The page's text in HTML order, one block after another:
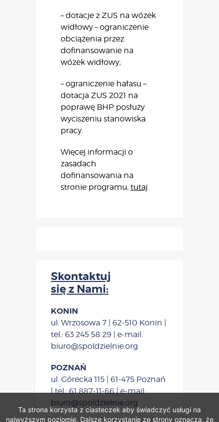
– dotacje z ZUS na wózek
widłowy – ograniczenie
obciążenia przez
dofinansowanie na
wózek widłowy;
– ograniczenie hałasu –
dotacja ZUS 2021 na
poprawę BHP posłuży
wyciszeniu stanowiska
pracy.
Więcej informacji o
zasadach
dofinansowania na
stronie programu, tutaj
Skontaktuj
się z Nami:
KONIN
ul. Wrzosowa 7 | 62-510 Konin |
tel.: 63 245 58 29 | e-mail:
biuro@spoldzielnie.org
POZNAŃ
ul. Górecka 115 | 61-475 Poznań
| tel.: 61 887-11-66 | e-mail:
biuro@spoldzielnie.org
Ta strona korzysta z ciasteczek aby świadczyć usługi na
najwyższym poziomie. Dalsze korzystanie ze strony oznacza, że